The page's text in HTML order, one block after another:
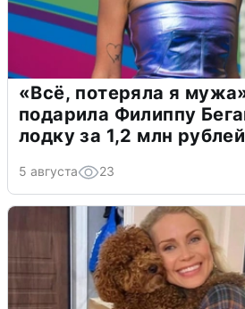
«Всё, потеряла я
подарила Филиппу
лодку за 1,2 млн рублей
5 августа 23